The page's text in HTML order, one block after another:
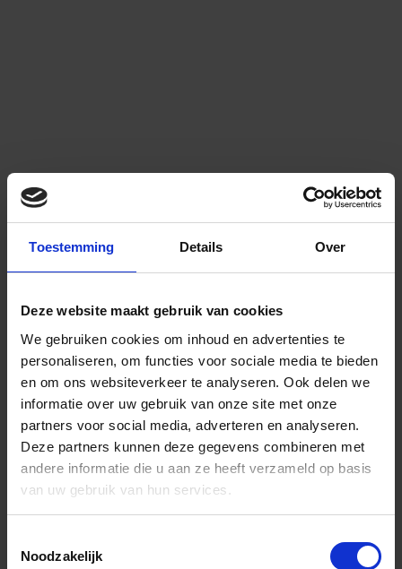
Toestemming Details Over
Deze website maakt gebruik van cookies
We gebruiken cookies om inhoud en advertenties te
personaliseren, om functies voor sociale media te bieden
en om ons websiteverkeer te analyseren. Ook delen we
informatie over uw gebruik van onze site met onze
partners voor social media, adverteren en analyseren.
Deze partners kunnen deze gegevens combineren met
andere informatie die u aan ze heeft verzameld op basis
van uw gebruik van hun services.
Noodzakelijk